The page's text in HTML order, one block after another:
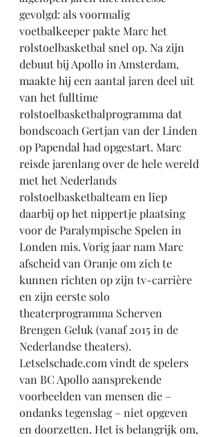
gevolgd: als voormalig
voetbalkeeper pakte Marc het
rolstoelbasketbal snel op. Na zijn
debuut bij Apollo in Amsterdam,
maakte hij een aantal jaren deel uit
van het fulltime
rolstoelbasketbalprogramma dat
bondscoach Gertjan van der Linden
op Papendal had opgestart. Marc
reisde jarenlang over de hele wereld
met het Nederlands
rolstoelbasketbalteam en liep
daarbij op het nippertje plaatsing
voor de Paralympische Spelen in
Londen mis. Vorig jaar nam Marc
afscheid van Oranje om zich te
kunnen richten op zijn tv-carrière
en zijn eerste solo
theaterprogramma Scherven
Brengen Geluk (vanaf 2015 in de
Nederlandse theaters).
Letselschade.com vindt de spelers
van BC Apollo aansprekende
voorbeelden van mensen die –
ondanks tegenslag – niet opgeven
en doorzetten. Het is belangrijk om,